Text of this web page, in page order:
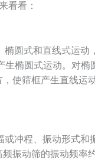
看看：
式和直线式运动
椭圆式运动。对
使筛框产生直线
程、振动形式和
振动筛的振动频